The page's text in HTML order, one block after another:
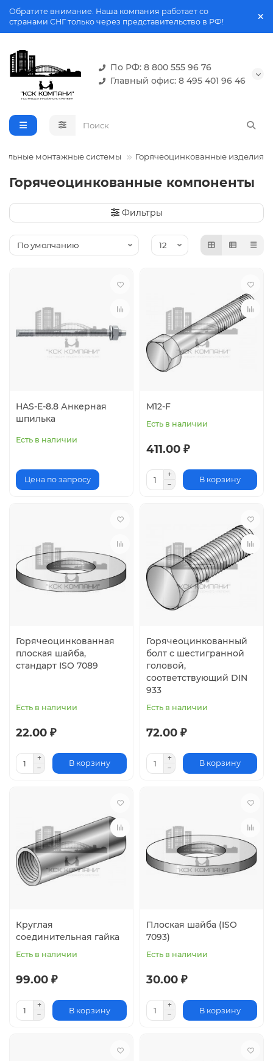
Обратите внимание. Наша компания работает со
странами СНГ только через представительство в РФ!
По РФ: 8 800 555 96 76
Главный офис: 8 495 401 96 46
монтажные системы Горячеоцинкованные изделия
Горячеоцинкованные компоненты
Фильтры
HAS-E-8.8 Анкерная
шпилька
Есть в наличии
Цена по запросу
M12-F
Есть в наличии
411.00 ₽
В корзину
Горячеоцинкованная
плоская шайба,
стандарт ISO 7089
Есть в наличии
22.00 ₽
В корзину
Горячеоцинкованный
болт с шестигранной
головой,
соответствующий DIN
933
Есть в наличии
72.00 ₽
В корзину
Круглая
соединительная гайка
Есть в наличии
99.00 ₽
В корзину
Плоская шайба (ISO
7093)
Есть в наличии
30.00 ₽
В корзину